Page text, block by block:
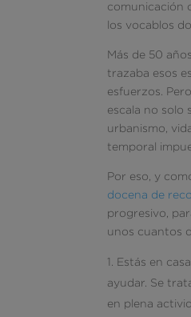
comunicación
los vocablos
Más de 50
trazaba esos
esfuerzos.
escala no solo
urbanismo,
temporal
Por eso, y
docena de
progresivo,
unos cuantos
Estás en
ayudar. Se
en plena